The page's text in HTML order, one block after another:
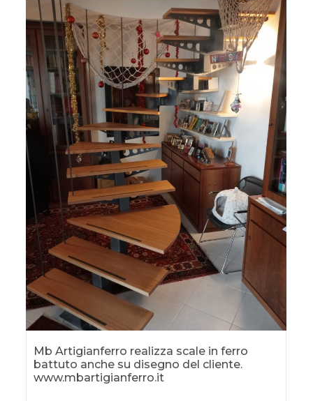
Mb Artigianferro realizza scale in ferro
battuto anche su disegno del cliente.
www.mbartigianferro.it